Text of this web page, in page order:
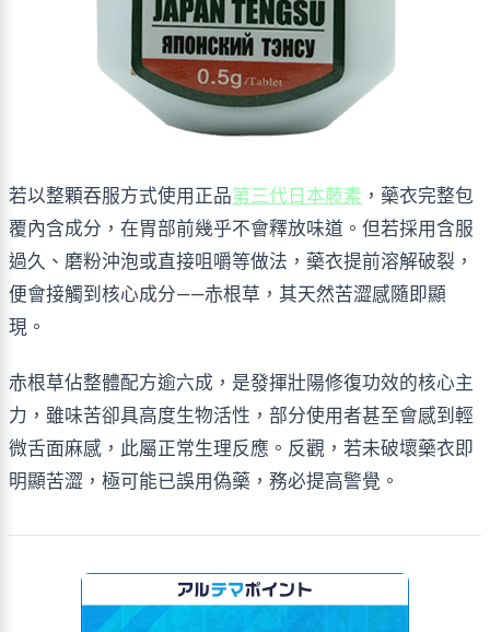
若以整顆吞服方式使用正品第三代日本藤素 ，藥衣完整包
覆內含成分，在胃部前幾乎不會釋放味道。但若採用含服
過久、磨粉沖泡或直接咀嚼等做法，藥衣提前溶解破裂，
便會接觸到核心成分——赤根草，其天然苦澀感隨即顯
現。
赤根草佔整體配方逾六成，是發揮壯陽修復功效的核心主
力，雖味苦卻具高度生物活性，部分使用者甚至會感到輕
微舌面麻感，此屬正常生理反應。反觀，若未破壞藥衣即
明顯苦澀，極可能已誤用偽藥，務必提高警覺。